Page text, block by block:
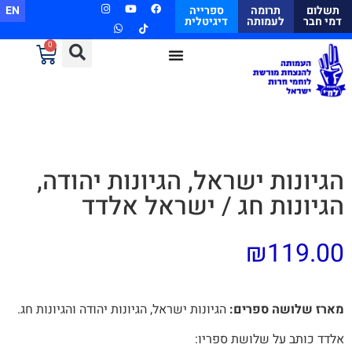
תשלום
דמי חבר
תרומה
לעמותה
ספרייה
דיגיטלית
EN
0
הגיונות ישראל, הגיונות יהודה,
הגיונות חג / ישראל אלדד
₪119.00
מארז שלושה ספרים: הגיונות ישראל, הגיונות יהודה והגיונות חג.
אלדד כותב על שלושת ספריו: